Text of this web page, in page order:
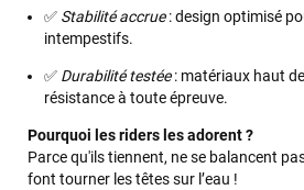
✅ Stabilité accrue: design optimisé
intempestifs.
✅ Durabilité testée: matériaux haut
résistance à toute épreuve.
Pourquoi les riders les adorent ?
Parce qu'ils tiennent, ne se balancent
font tourner les têtes sur l’eau !